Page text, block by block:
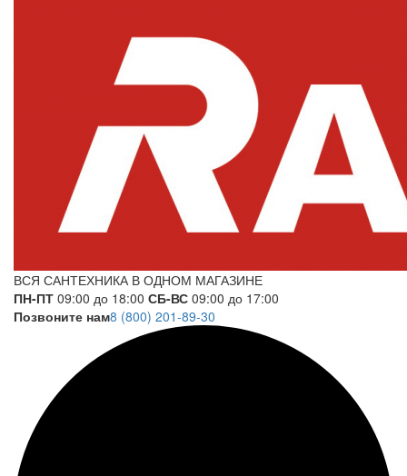
ВСЯ САНТЕХНИКА В ОДНОМ МАГАЗИНЕ
ПН-ПТ 09:00 до 18:00 СБ-ВС 09:00 до 17:00
Позвоните нам8 (800) 201-89-30